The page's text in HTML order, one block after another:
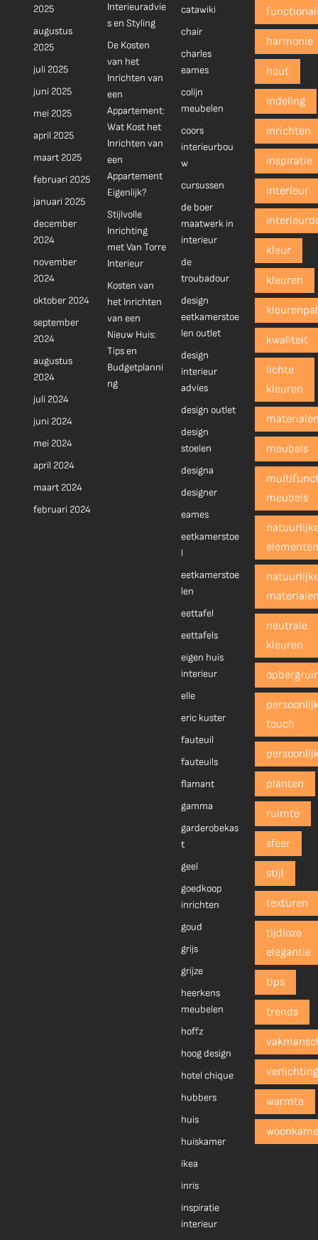
2025
augustus
2025
juli 2025
juni 2025
mei 2025
april 2025
maart 2025
februari 2025
januari 2025
december
2024
november
2024
oktober 2024
september
2024
augustus
2024
juli 2024
juni 2024
mei 2024
april 2024
maart 2024
februari 2024
Interieuradvie
s en Styling
De Kosten
van het
Inrichten van
een
Appartement:
Wat Kost het
Inrichten van
een
Appartement
Eigenlijk?
Stijlvolle
Inrichting
met Van Torre
Interieur
Kosten van
het Inrichten
van een
Nieuw Huis:
Tips en
Budgetplanni
ng
catawiki
chair
charles
eames
colijn
meubelen
coors
interieurbou
w
cursussen
de boer
maatwerk in
interieur
de
troubadour
design
eetkamerstoe
len outlet
design
interieur
advies
design outlet
design
stoelen
designa
designer
eames
eetkamerstoe
l
eetkamerstoe
len
eettafel
eettafels
eigen huis
interieur
elle
eric kuster
fauteuil
fauteuils
flamant
gamma
garderobekas
t
geel
goedkoop
inrichten
goud
grijs
grijze
heerkens
meubelen
hoffz
hoog design
hotel chique
hubbers
huis
huiskamer
ikea
inris
inspiratie
interieur
harmonie
hout
indeling
inrichten
inspiratie
interieur
kleur
kleuren
kwaliteit
lichte
kleuren
meubels
meubels
neutrale
kleuren
touch
planten
ruimte
sfeer
stijl
texturen
tijdloze
elegantie
tips
trends
warmte